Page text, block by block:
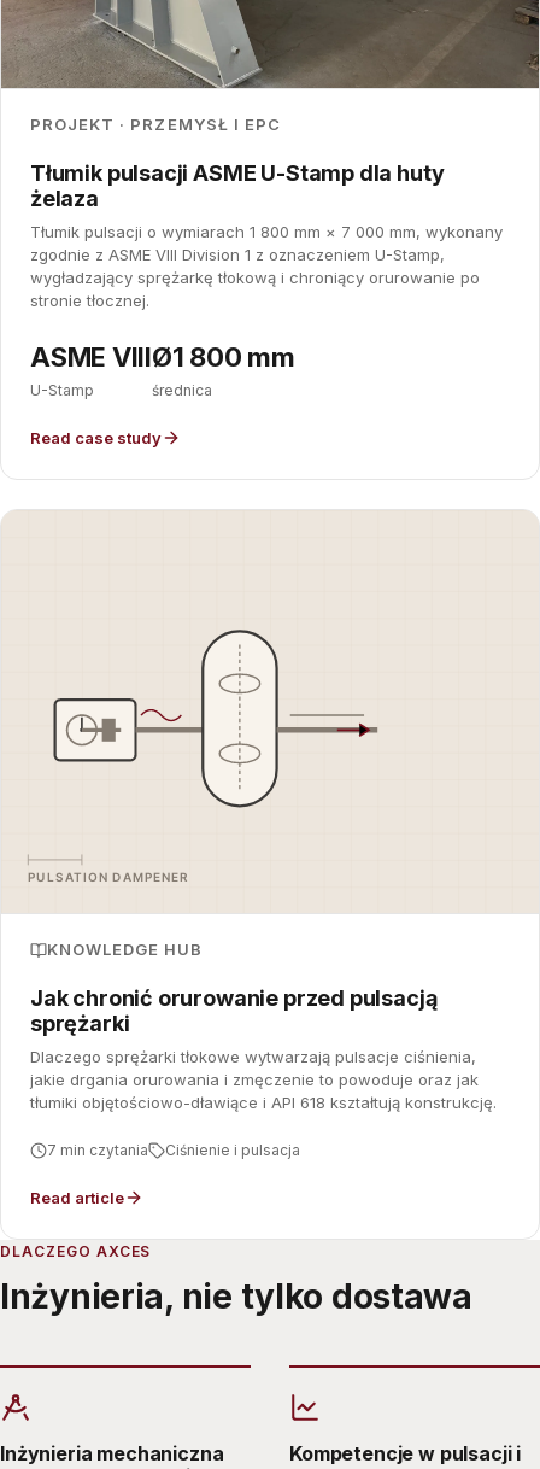
PROJEKT · PRZEMYSŁ I EPC
Tłumik pulsacji ASME U-Stamp dla huty
żelaza
Tłumik pulsacji o wymiarach 1 800 mm × 7 000 mm, wykonany
zgodnie z ASME VIII Division 1 z oznaczeniem U-Stamp,
wygładzający sprężarkę tłokową i chroniący orurowanie po
stronie tłocznej.
ASME VIII
U-Stamp
Ø1 800 mm
średnica
Read case study
KNOWLEDGE HUB
Jak chronić orurowanie przed pulsacją
sprężarki
Dlaczego sprężarki tłokowe wytwarzają pulsacje ciśnienia,
jakie drgania orurowania i zmęczenie to powoduje oraz jak
tłumiki objętościowo-dławiące i API 618 kształtują konstrukcję.
7 min czytania Ciśnienie i pulsacja
Read article
DLACZEGO AXCES
Inżynieria, nie tylko dostawa
Inżynieria mechaniczna
Kompetencje w pulsacji i